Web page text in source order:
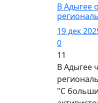
В Адыгее
19 дек
0
11
В Адыгее
"С